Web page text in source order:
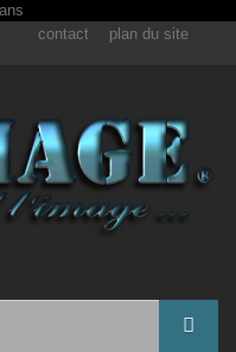
contact plan du site